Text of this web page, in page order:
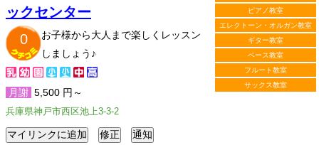
ピアノ教室
エレクトーン・オルガン教室
ギター教室
ベース教室
フルート教室
サックス教室
ックセンター
0
お子様から大人まで楽しくレッスン
しましょう♪
月謝 5,500 円～
兵庫県神戸市西区池上3-3-2